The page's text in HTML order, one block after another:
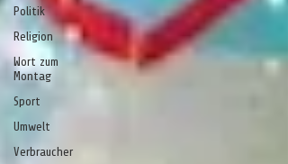
Politik
Religion
Wort zum
Montag
Sport
Umwelt
Verbraucher